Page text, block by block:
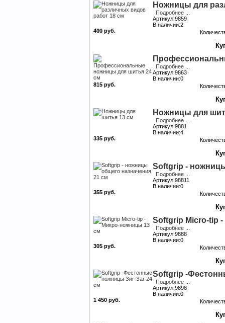
Ножницы для
Подробнее ...
Артикул:9859
В наличии:2
400 руб.
Подробнее ...
Артикул:9863
В наличии:0
815 руб.
Ножницы для
Подробнее ...
Артикул:9881
В наличии:4
335 руб.
Softgrip -
Подробнее ...
Артикул:98811
В наличии:0
355 руб.
Softgrip Micro-tip
Подробнее ...
Артикул:9888
В наличии:0
305 руб.
Softgrip -
Подробнее ...
Артикул:9898
В наличии:0
1 450 руб.